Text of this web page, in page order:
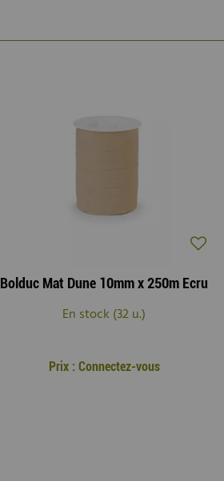
Bolduc Mat Dune 10mm x 250m Ecru
En stock (32 u.)
Prix : Connectez-vous